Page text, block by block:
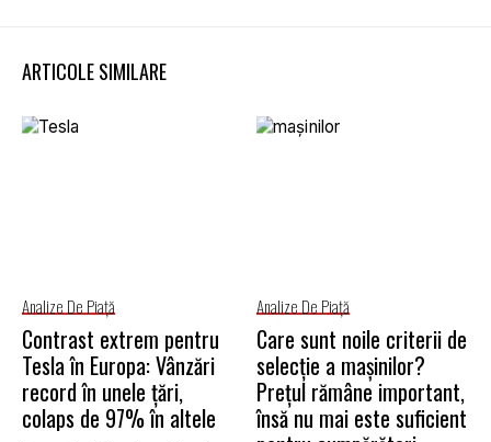
ARTICOLE SIMILARE
Analize De Piață
Contrast extrem pentru
Tesla în Europa: Vânzări
record în unele țări,
colaps de 97% în altele
Analize De Piață
Care sunt noile criterii de
selecție a mașinilor?
Prețul rămâne important,
însă nu mai este suficient